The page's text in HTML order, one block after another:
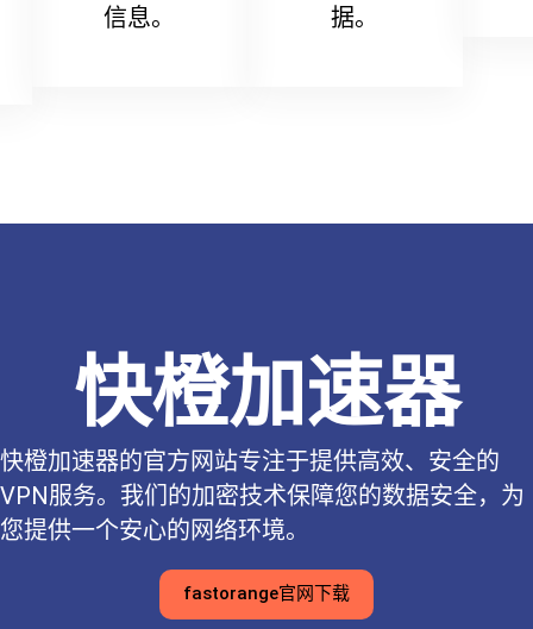
信息。
据。
快橙加速器
快橙加速器的官方网站专注于提供高效、安全的
VPN服务。我们的加密技术保障您的数据安全，为
您提供一个安心的网络环境。
fastorange官网下载